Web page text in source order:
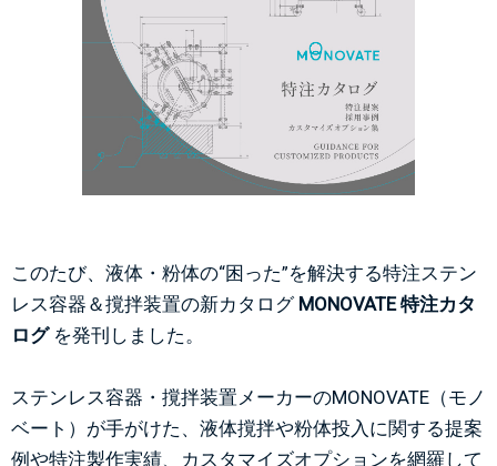
このたび、液体・粉体の“困った”を解決する特注ステン
レス容器＆撹拌装置の新カタログ MONOVATE 特注カタ
ログ を発刊しました。
ステンレス容器・撹拌装置メーカーのMONOVATE（モノ
ベート）が手がけた、液体撹拌や粉体投入に関する提案
例や特注製作実績、カスタマイズオプションを網羅して